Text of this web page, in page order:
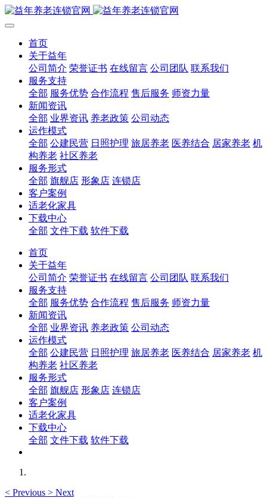
首页
关于益年
公司简介 荣誉证书 在线留言 公司团队 联系我们
服务支持
全部 服务优势 合作流程 售后服务 师资力量
新闻资讯
全部 业界资讯 养老政策 公司动态
运作模式
全部 公建民营 日照护理 旅居养老 医养结合 居家养老 机
构养老 社区养老
服务形式
全部 旗舰店 形象店 连锁店
客户案例
适老化家具
下载中心
全部 文件下载 软件下载
首页
关于益年
公司简介 荣誉证书 在线留言 公司团队 联系我们
服务支持
全部 服务优势 合作流程 售后服务 师资力量
新闻资讯
全部 业界资讯 养老政策 公司动态
运作模式
全部 公建民营 日照护理 旅居养老 医养结合 居家养老 机
构养老 社区养老
服务形式
全部 旗舰店 形象店 连锁店
客户案例
适老化家具
下载中心
全部 文件下载 软件下载
< Previous > Next